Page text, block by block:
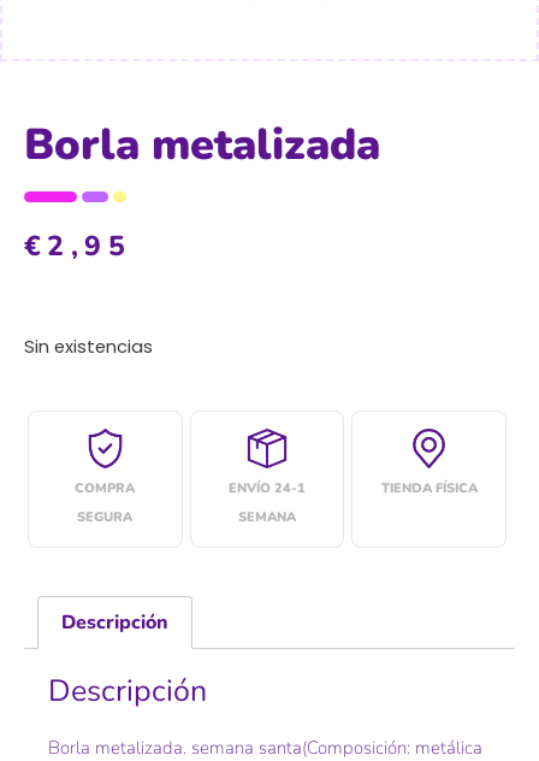
Borla metalizada
€2,95
Sin existencias
COMPRA
SEGURA
ENVÍO 24-1
SEMANA
TIENDA FÍSICA
Descripción
Descripción
Borla metalizada. semana santa(Composición: metálica